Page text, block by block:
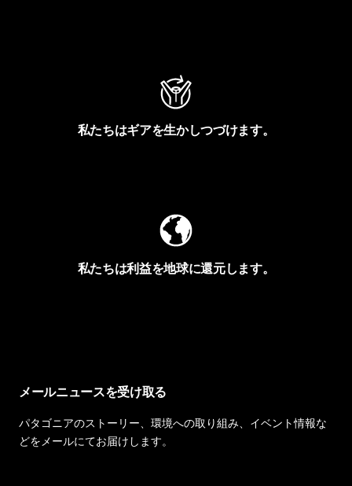
私たちはギアを生かしつづけます。
私たちは利益を地球に還元します。
メールニュースを受け取る
パタゴニアのストーリー、環境への取り組み、イベント情報な
どをメールにてお届けします。